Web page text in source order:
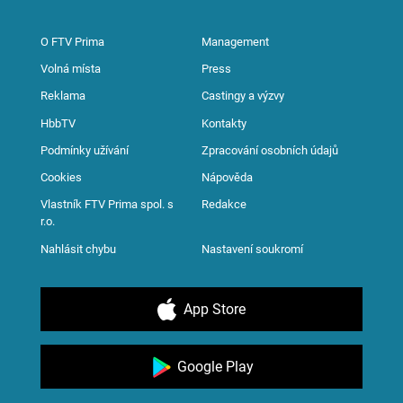
O FTV Prima Management
Volná místa Press
Reklama Castingy a výzvy
HbbTV Kontakty
Podmínky užívání Zpracování osobních údajů
Cookies Nápověda
Vlastník FTV Prima spol. s
r.o.
Redakce
Nahlásit chybu Nastavení soukromí
App Store
Google Play